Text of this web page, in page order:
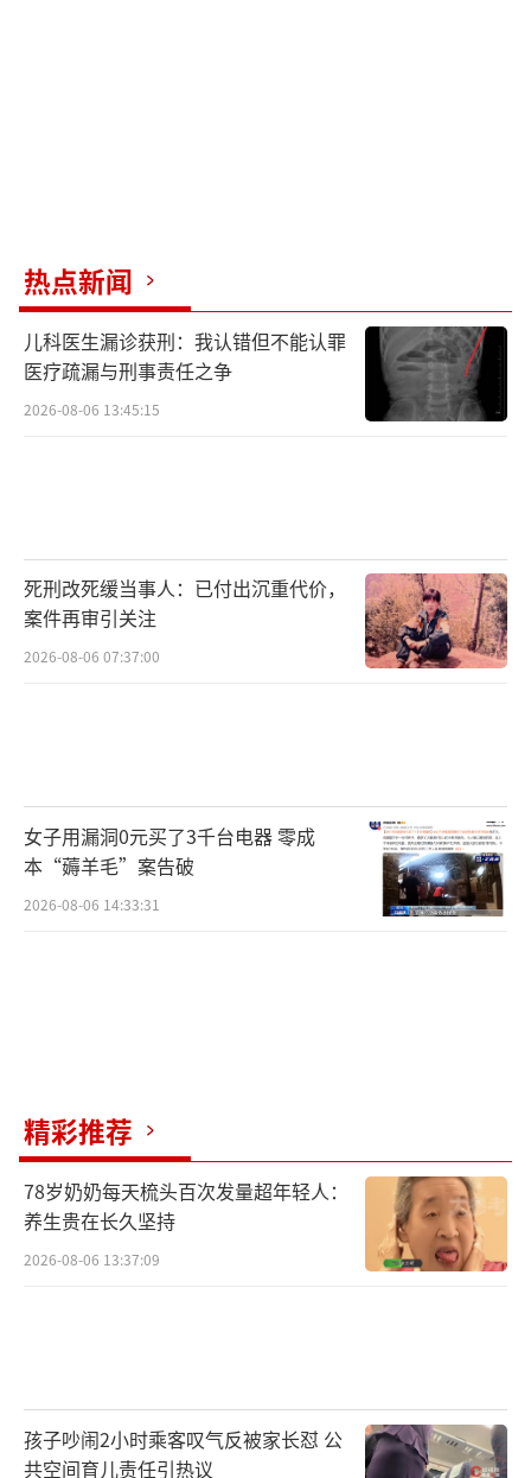
热点新闻
儿科医生漏诊获刑：我认错但不能认罪
医疗疏漏与刑事责任之争
2026-08-06 13:45:15
死刑改死缓当事人：已付出沉重代价，
案件再审引关注
2026-08-06 07:37:00
女子用漏洞0元买了3千台电器 零成
本“薅羊毛”案告破
2026-08-06 14:33:31
精彩推荐
78岁奶奶每天梳头百次发量超年轻人：
养生贵在长久坚持
2026-08-06 13:37:09
孩子吵闹2小时乘客叹气反被家长怼 公
共空间育儿责任引热议